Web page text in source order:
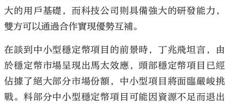
大的用戶基礎，而科技公司則具備強大的研發能力，
雙方可以通過合作實現優勢互補。
在談到中小型穩定幣項目的前景時，丁兆飛坦言，由
於穩定幣市場呈現出馬太效應，頭部穩定幣項目已經
佔據了絕大部分市場份額，中小型項目將面臨嚴峻挑
戰。料部分中小型穩定幣項目可能因資源不足而退出